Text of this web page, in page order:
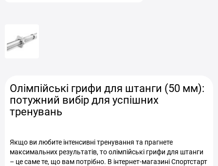
Олімпійські грифи для штанги (50 мм):
потужний вибір для успішних
тренувань
Якщо ви любите інтенсивні тренування та прагнете
максимальних результатів, то олімпійські грифи для штанги
– це саме те, що вам потрібно. В інтернет-магазині Спортстарт